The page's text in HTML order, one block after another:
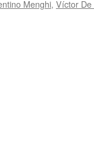
Menghi, Víctor De